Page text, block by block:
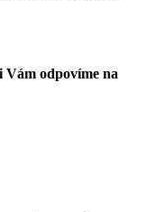
Vám odpovíme na